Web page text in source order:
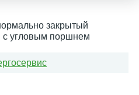
закрытый
с угловым поршнем